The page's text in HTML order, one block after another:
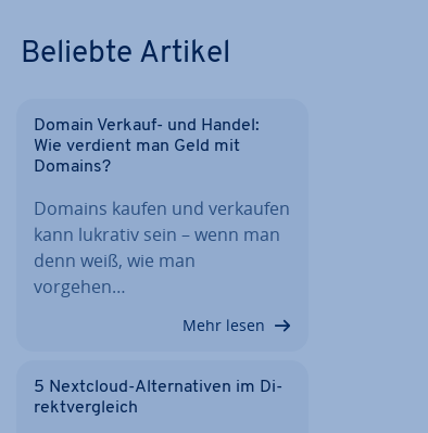
Beliebte Artikel
Domain Verkauf- und Handel:
Wie verdient man Geld mit
Domains?
Domains kaufen und verkaufen
kann lukrativ sein – wenn man
denn weiß, wie man
vorgehen…
Mehr lesen
5 Nextcloud-Al­ter­na­ti­ven im Di­
rekt­ver­gleich